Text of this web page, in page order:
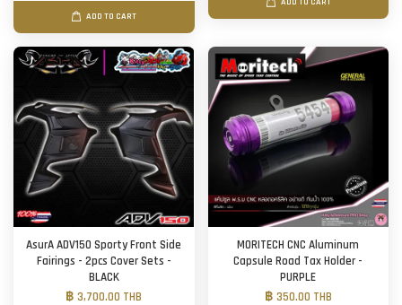
ADD TO CART
ADD TO CART
AsurA ADV150 Sporty Front Side
Fairings - 2pcs Cover Sets -
BLACK
฿ 3,700.00 THB
MORITECH CNC Aluminum
Capsule Road Tax Holder -
PURPLE
฿ 350.00 THB